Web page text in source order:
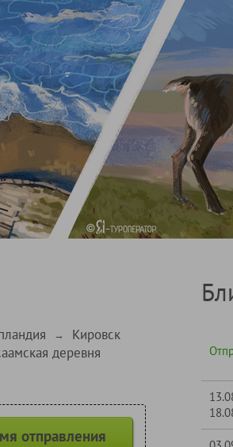
→
Кировск
деревня
отправления